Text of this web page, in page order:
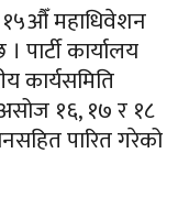
१५औँ महाधिवेशन
कार्यालय
कार्यसमिति
१६, १७ र १८
पारित गरेको